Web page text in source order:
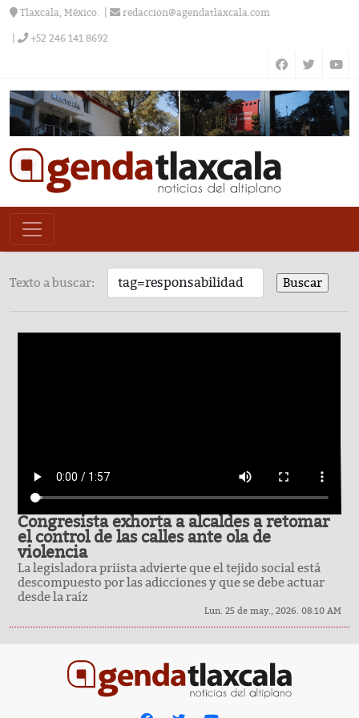
Tlaxcala, México. redaccion@agendatlaxcala.com
+52 246 141 8692
Texto a buscar:
Congresista exhorta a alcaldes a retomar
el control de las calles ante ola de
violencia
La legisladora priista advierte que el tejido social está
descompuesto por las adicciones y que se debe actuar
desde la raíz
Lun. 25 de may., 2026. 08:10 AM